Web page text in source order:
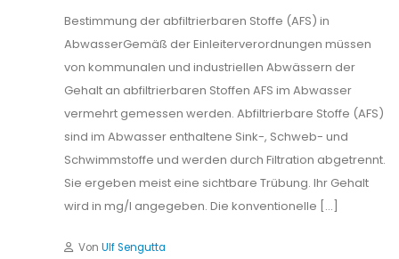
Bestimmung der abfiltrierbaren Stoffe (AFS) in
AbwasserGemäß der Einleiterverordnungen müssen
von kommunalen und industriellen Abwässern der
Gehalt an abfiltrierbaren Stoffen AFS im Abwasser
vermehrt gemessen werden. Abfiltrierbare Stoffe (AFS)
sind im Abwasser enthaltene Sink-, Schweb- und
Schwimmstoffe und werden durch Filtration abgetrennt.
Sie ergeben meist eine sichtbare Trübung. Ihr Gehalt
wird in mg/l angegeben. Die konventionelle […]
Von Ulf Sengutta